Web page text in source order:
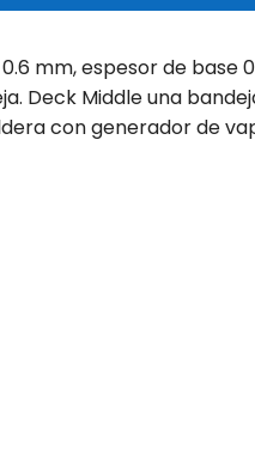
mm, espesor de base
Deck Middle una
con generador de